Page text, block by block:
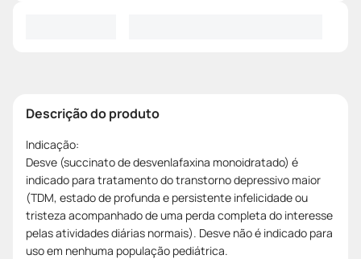
Descrição do produto
Indicação:
Desve (succinato de desvenlafaxina monoidratado) é
indicado para tratamento do transtorno depressivo maior
(TDM, estado de profunda e persistente infelicidade ou
tristeza acompanhado de uma perda completa do interesse
pelas atividades diárias normais). Desve não é indicado para
uso em nenhuma população pediátrica.